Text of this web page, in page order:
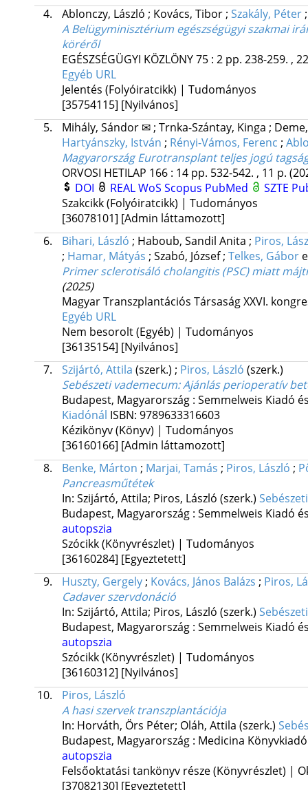
4.
Ablonczy, László ; Kovács, Tibor; Szakály, Péter
A Belügyminisztérium egészségügyi szakmai
köréről
EGÉSZSÉGÜGYI KÖZLÖNY75: 2 pp. 238-259. ,
Egyéb URL
Jelentés (Folyóiratcikk) | Tudományos
[35754115] [Nyilvános]
5.
Mihály, Sándor ✉; Trnka-Szántay, Kinga ;
Hartyánszky, István ; Rényi-Vámos, Ferenc ;
Magyarország Eurotransplant teljes jogú
ORVOSI HETILAP 166: 14 pp. 532-542. , 11 p.
DOI
REALWoS Scopus PubMed
SZTE
Szakcikk (Folyóiratcikk) | Tudományos
[36078101] [Admin láttamozott]
6.
Bihari, László ; Haboub, Sandil Anita ; Piros,
; Hamar, Mátyás ; Szabó, József; Telkes, Gábor
Primer sclerotisáló cholangitis (PSC) miatt
(2025)
Magyar Transzplantációs Társaság XXVI.
Egyéb URL
Nem besorolt (Egyéb) | Tudományos
[36135154] [Nyilvános]
7.
Szijártó, Attila (szerk.) ; Piros, László (szerk.)
Sebészeti vademecum: Ajánlás perioperatív
Budapest, Magyarország : Semmelweis Kiadó
Kiadónál ISBN: 9789633316603
Kézikönyv (Könyv) | Tudományos
[36160166] [Admin láttamozott]
8.
Benke, Márton ; Marjai, Tamás ; Piros, László ;
Pancreasműtétek
In: Szijártó, Attila; Piros, László (szerk.)
Budapest, Magyarország : Semmelweis Kiadó
autopszia
Szócikk (Könyvrészlet) | Tudományos
[36160284] [Egyeztetett]
9.
Huszty, Gergely; Kovács, János Balázs ; Piros,
Cadaver szervdonáció
In: Szijártó, Attila; Piros, László (szerk.)
Budapest, Magyarország : Semmelweis Kiadó
autopszia
Szócikk (Könyvrészlet) | Tudományos
[36160312] [Nyilvános]
10.
Piros, László
A hasi szervek transzplantációja
In: Horváth, Örs Péter; Oláh, Attila (szerk.)
Budapest, Magyarország : Medicina Könyvkiadó
autopszia
Felsőoktatási tankönyv része (Könyvrészlet) |
[37082130] [Egyeztetett]